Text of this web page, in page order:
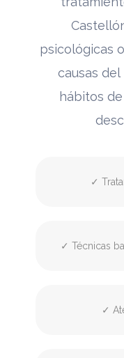
psicológicas
causas
hábitos
✓
✓ Técnicas
✓